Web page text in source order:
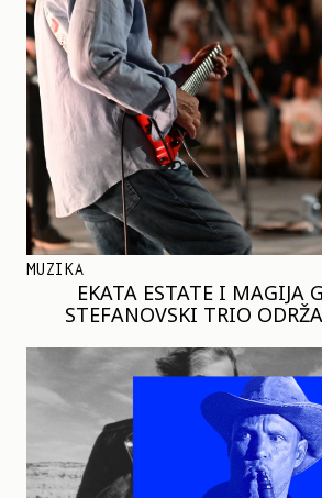
MUZIKA
EKATA ESTATE I MAGIJA
STEFANOVSKI TRIO